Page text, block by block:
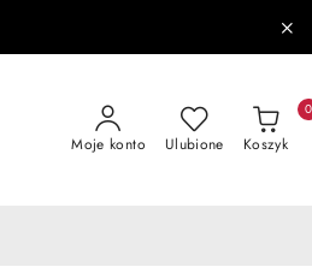
Moje konto Ulubione Koszyk
0